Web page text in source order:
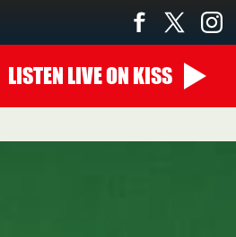
00:00 - 10:00
LISTEN LIVEON KISS